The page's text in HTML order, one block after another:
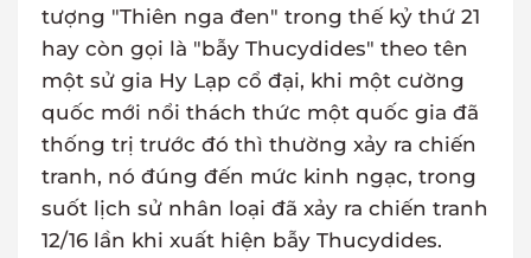
tượng "Thiên nga đen" trong thế kỷ thứ 21
hay còn gọi là "bẫy Thucydides" theo tên
một sử gia Hy Lạp cổ đại, khi một cường
quốc mới nổi thách thức một quốc gia đã
thống trị trước đó thì thường xảy ra chiến
tranh, nó đúng đến mức kinh ngạc, trong
suốt lịch sử nhân loại đã xảy ra chiến tranh
12/16 lần khi xuất hiện bẫy Thucydides.